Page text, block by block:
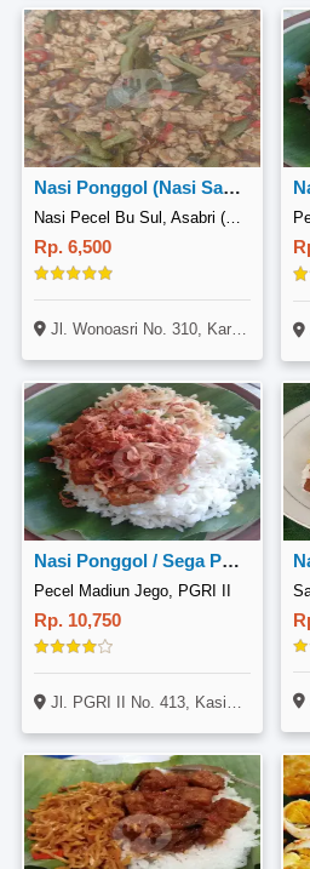
Nasi Ponggol (Nasi Sayur Tempe)
Nasi Pecel Bu Sul, Asabri (Cabang Trunolantaran)
Rp. 6,500
Jl. Wonoasri No. 310, Kartoharjo, Madiun
Nasi Ponggol / Sega Ponggol
Pecel Madiun Jego, PGRI II
Rp. 10,750
Jl. PGRI II No. 413, Kasihan, Yogyakarta